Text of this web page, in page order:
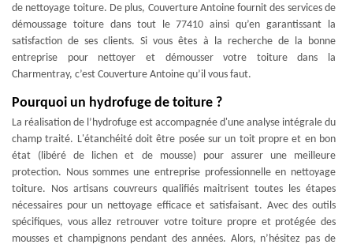
de nettoyage toiture. De plus, Couverture Antoine fournit des services de
démoussage toiture dans tout le 77410 ainsi qu’en garantissant la
satisfaction de ses clients. Si vous êtes à la recherche de la bonne
entreprise pour nettoyer et démousser votre toiture dans la
Charmentray, c’est Couverture Antoine qu’il vous faut.
Pourquoi un hydrofuge de toiture ?
La réalisation de l’hydrofuge est accompagnée d'une analyse intégrale du
champ traité. L'étanchéité doit être posée sur un toit propre et en bon
état (libéré de lichen et de mousse) pour assurer une meilleure
protection. Nous sommes une entreprise professionnelle en nettoyage
toiture. Nos artisans couvreurs qualifiés maitrisent toutes les étapes
nécessaires pour un nettoyage efficace et satisfaisant. Avec des outils
spécifiques, vous allez retrouver votre toiture propre et protégée des
mousses et champignons pendant des années. Alors, n’hésitez pas de